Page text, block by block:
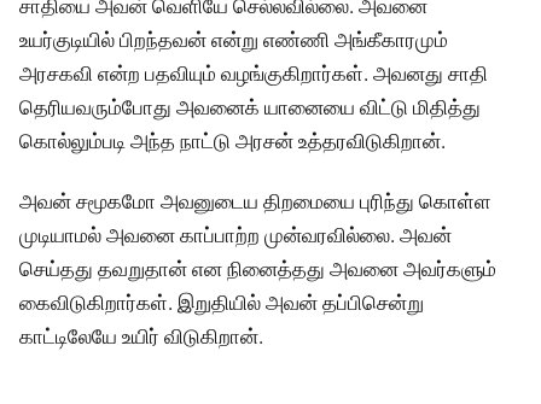
சாதியை அவன் வெளியே செல்லவில்லை. அவனை
உயர்குடியில் பிறந்தவன் என்று எண்ணி அங்கீகாரமும்
அரசகவி என்ற பதவியும் வழங்குகிறார்கள். அவனது சாதி
தெரியவரும்போது அவனைக் யானையை விட்டு மிதித்து
கொல்லும்படி அந்த நாட்டு அரசன் உத்தரவிடுகிறான்.
அவன் சமூகமோ அவனுடைய திறமையை புரிந்து கொள்ள
முடியாமல் அவனை காப்பாற்ற முன்வரவில்லை. அவன்
செய்தது தவறுதான் என நினைத்தது அவனை அவர்களும்
கைவிடுகிறார்கள். இறுதியில் அவன் தப்பிசென்று
காட்டிலேயே உயிர் விடுகிறான்.